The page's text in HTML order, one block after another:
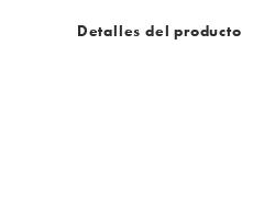
Detalles del producto